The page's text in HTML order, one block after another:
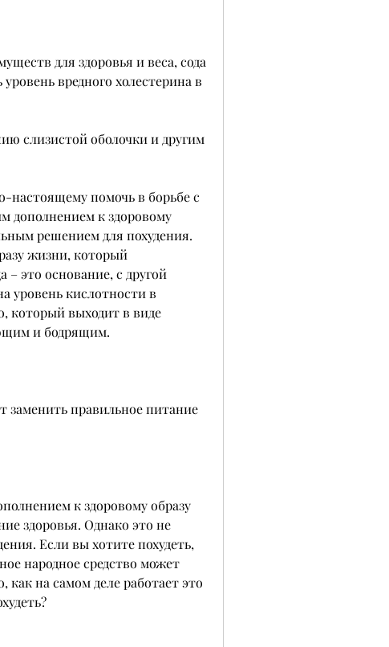
для здоровья и веса, сода
вредного холестерина в
слизистой оболочки и другим
настоящему помочь в борьбе с
дополнением к здоровому
решением для похудения.
жизни, который
– это основание, с другой
уровень кислотности в
который выходит в виде
и бодрящим.
заменить правильное питание
к здоровому образу
здоровья. Однако это не
Если вы хотите похудеть,
народное средство может
на самом деле работает это